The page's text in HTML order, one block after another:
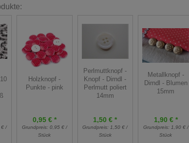
€ /
Holzknopf -
Punkte - pink
0,95 € *
Grundpreis: 0,95 € /
Stück
Perlmuttknopf -
Knopf - Dirndl -
Perlmutt poliert
14mm
1,50 € *
Grundpreis:1,50 € /
Stück
Metallknopf -
Dirndl - Blumen
15mm
1,90 € *
Grundpreis: 1,90 € /
Stück